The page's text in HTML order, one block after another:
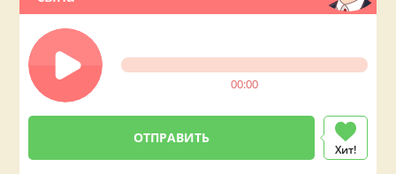
00:00
Хит!